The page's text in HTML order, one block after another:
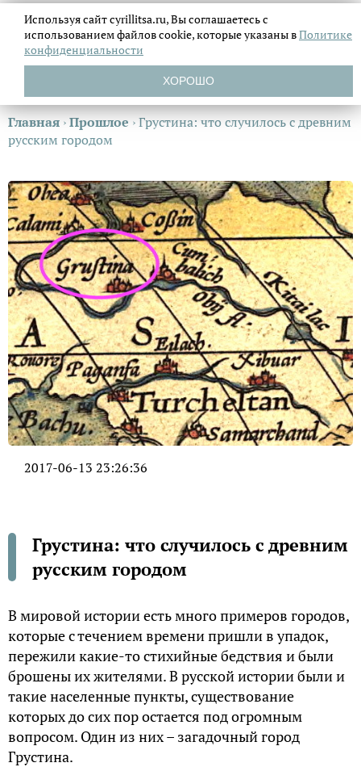
Главная ›Прошлое ›Грустина: что случилось с древним
русским городом
2017-06-13 23:26:36
Грустина: что случилось с древним
русским городом
В мировой истории есть много примеров городов,
которые с течением времени пришли в упадок,
пережили какие-то стихийные бедствия и были
брошены их жителями. В русской истории были и
такие населенные пункты, существование
которых до сих пор остается под огромным
вопросом. Один из них – загадочный город
Грустина.
Используя сайт cyrillitsa.ru, Вы соглашаетесь с
использованием файловcookie, которые указаны вПолитике
конфиденциальности
ХОРОШО